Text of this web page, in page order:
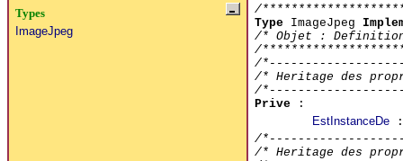
Types
ImageJpeg
/
TypeImageJpeg
/* Objet : Definition
/
/
/* Heritage des
/
Prive:
EstInstanceDe:
/
/* Heritage des